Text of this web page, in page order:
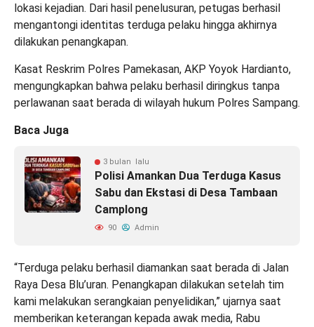
lokasi kejadian. Dari hasil penelusuran, petugas berhasil
mengantongi identitas terduga pelaku hingga akhirnya
dilakukan penangkapan.
Kasat Reskrim Polres Pamekasan, AKP Yoyok Hardianto,
mengungkapkan bahwa pelaku berhasil diringkus tanpa
perlawanan saat berada di wilayah hukum Polres Sampang.
Baca Juga
3 bulan lalu
Polisi Amankan Dua Terduga Kasus
Sabu dan Ekstasi di Desa Tambaan
Camplong
90 Admin
“Terduga pelaku berhasil diamankan saat berada di Jalan
Raya Desa Blu’uran. Penangkapan dilakukan setelah tim
kami melakukan serangkaian penyelidikan,” ujarnya saat
memberikan keterangan kepada awak media, Rabu